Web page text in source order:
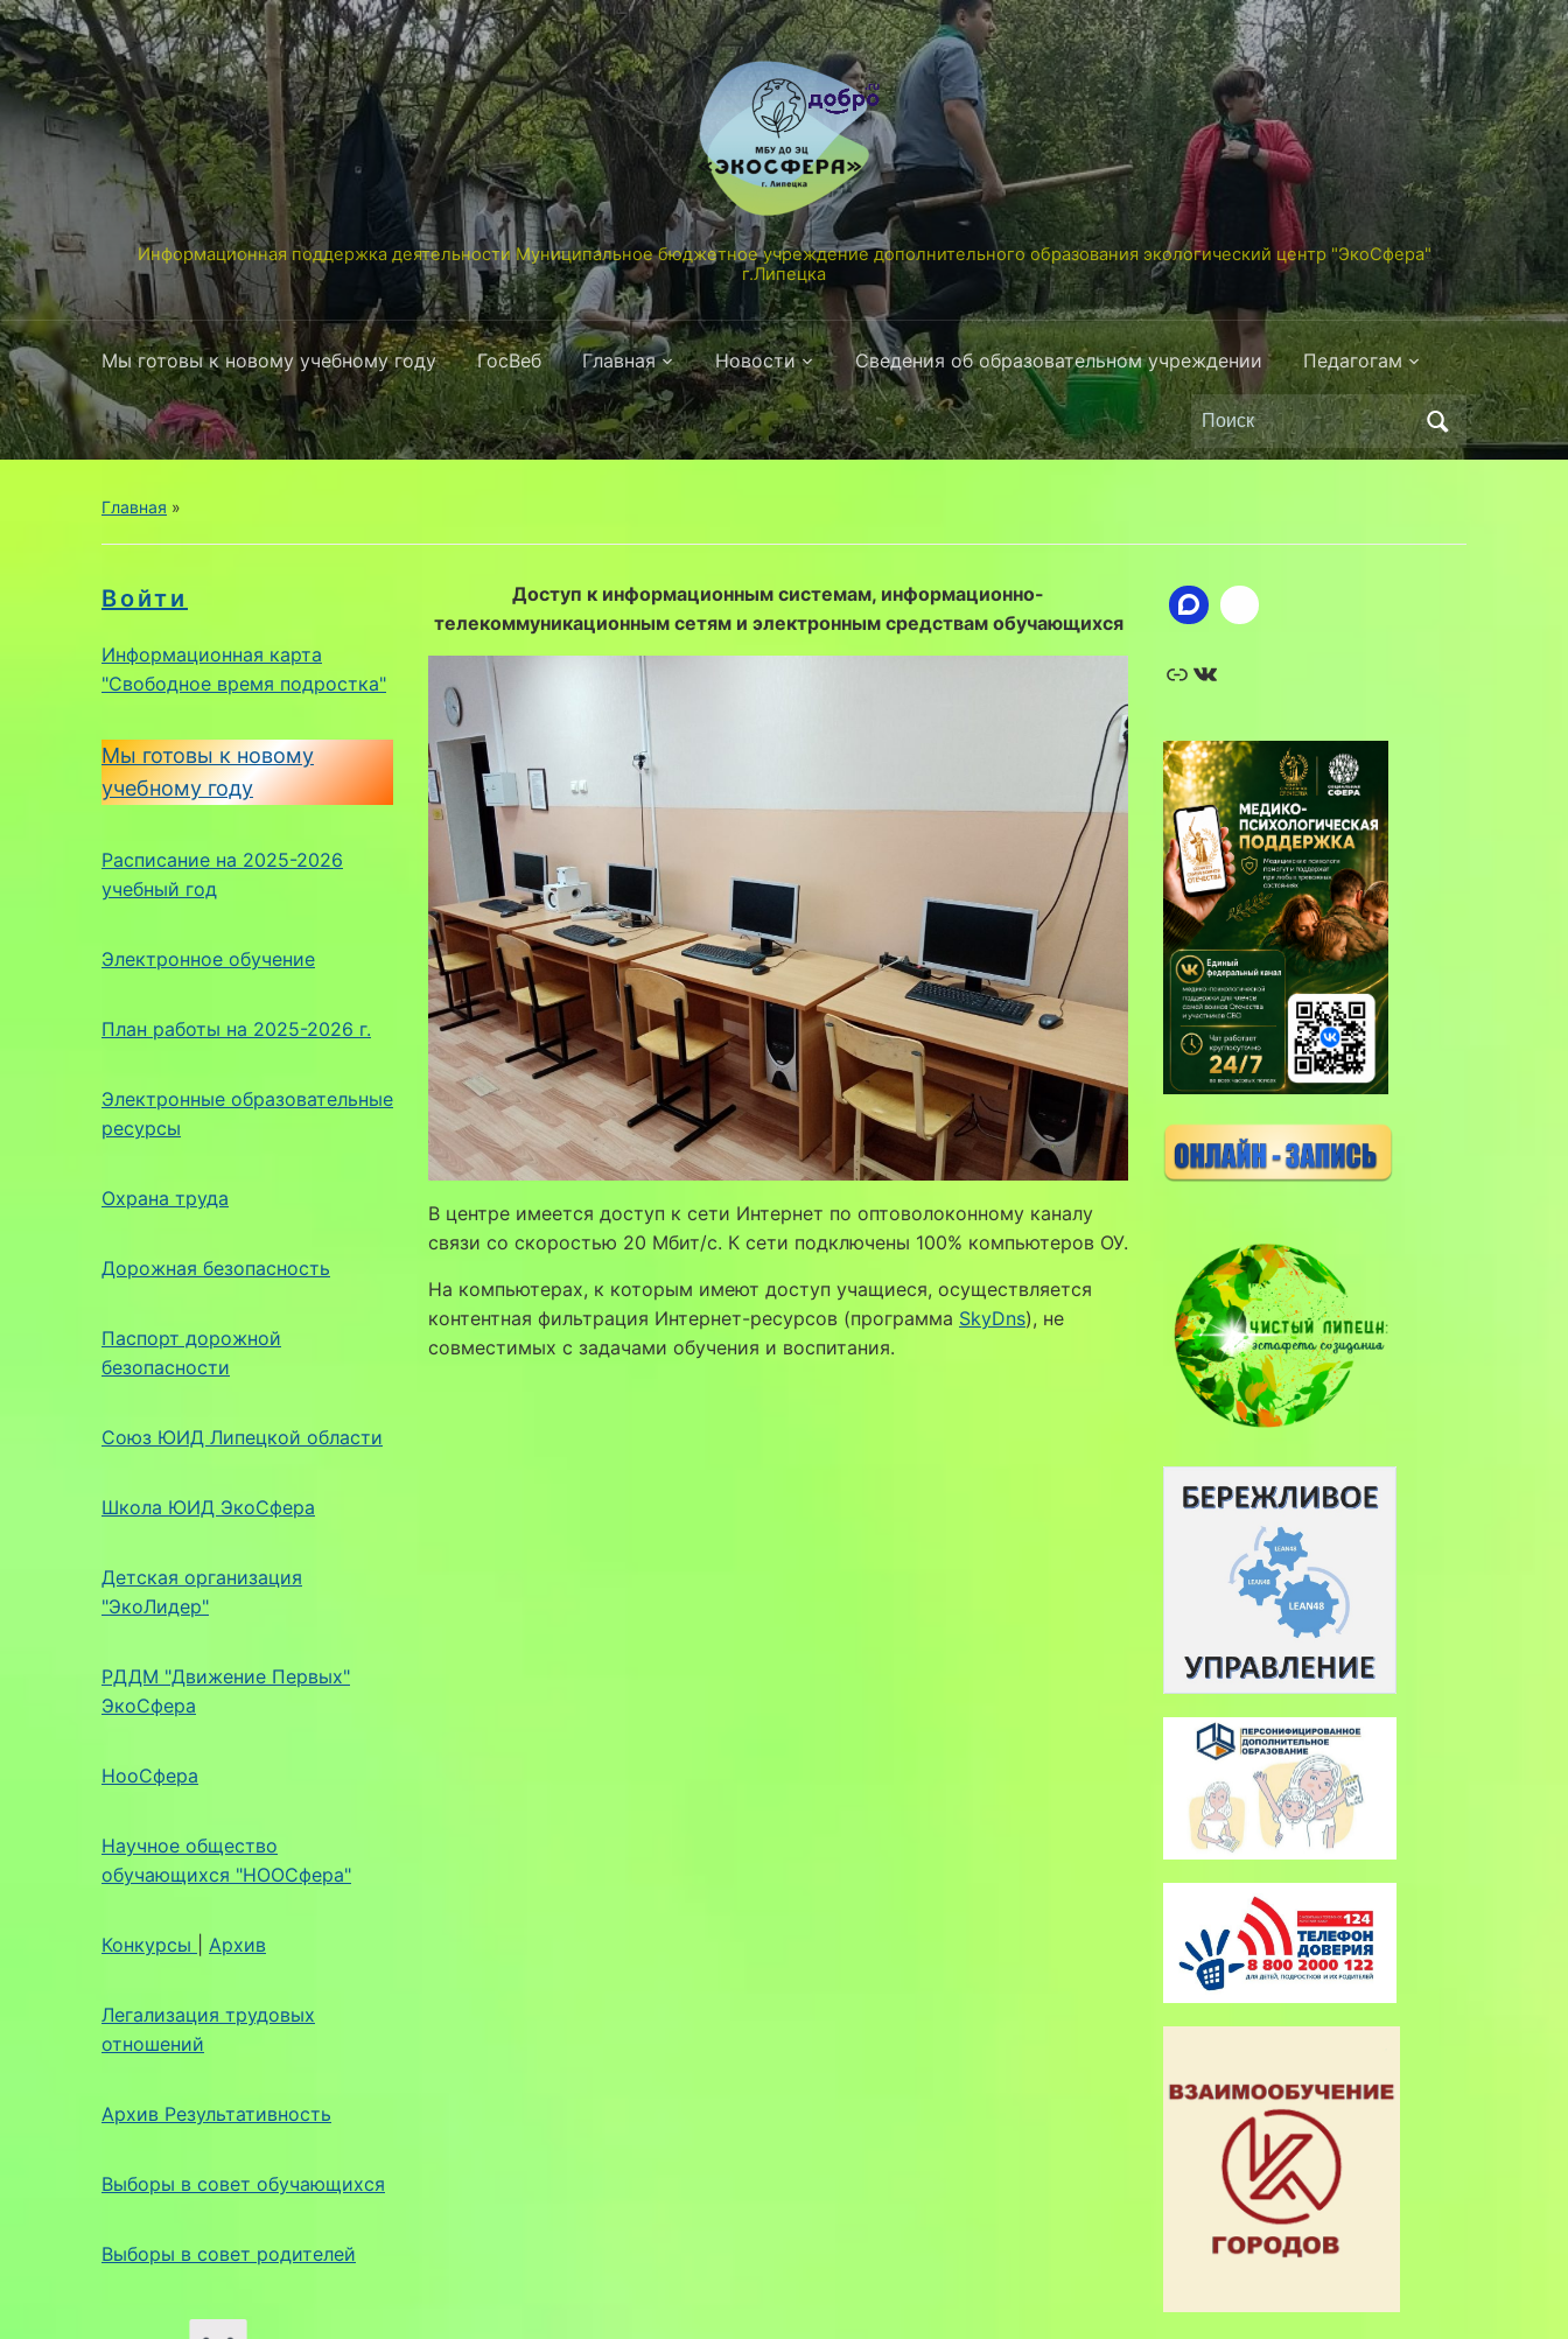
Информационная поддержка деятельности Муниципальное бюджетное учреждение дополнительного образования экологический центр "ЭкоСфера"
г.Липецка
Мы готовы к новому учебному году ГосВеб Главная Новости Сведения об образовательном учреждении Педагогам
Поиск
по:
Главная »
Войти
Информационная карта
"Свободное время подростка"
Мы готовы к новому
учебному году
Расписание на 2025-2026
учебный год
Электронное обучение
План работы на 2025-2026 г.
Электронные образовательные
ресурсы
Охрана труда
Дорожная безопасность
Паспорт дорожной
безопасности
Союз ЮИД Липецкой области
Школа ЮИД ЭкоСфера
Детская организация
"ЭкоЛидер"
РДДМ "Движение Первых"
ЭкоСфера
НооСфера
Научное общество
обучающихся "НООСфера"
Конкурсы Архив
Легализация трудовых
отношений
Архив Результативность
Выборы в совет обучающихся
Выборы в совет родителей
Доступ к информационным системам, информационно-
телекоммуникационным сетям и электронным средствам обучающихся
В центре имеется доступ к сети Интернет по оптоволоконному каналу
связи со скоростью 20 Мбит/с. К сети подключены 100% компьютеров ОУ.
На компьютерах, к которым имеют доступ учащиеся, осуществляется
контентная фильтрация Интернет-ресурсов (программа SkyDns), не
совместимых с задачами обучения и воспитания.
Ссылка